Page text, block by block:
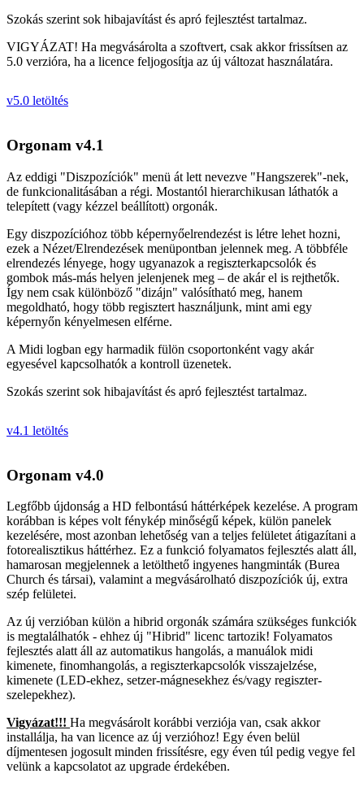
Szokás szerint sok hibajavítást és apró fejlesztést tartalmaz.
VIGYÁZAT! Ha megvásárolta a szoftvert, csak akkor frissítsen az
5.0 verzióra, ha a licence feljogosítja az új változat használatára.
v5.0 letöltés
Orgonam v4.1
Az eddigi "Diszpozíciók" menü át lett nevezve "Hangszerek"-nek,
de funkcionalitásában a régi. Mostantól hierarchikusan láthatók a
telepített (vagy kézzel beállított) orgonák.
Egy diszpozícióhoz több képernyőelrendezést is létre lehet hozni,
ezek a Nézet/Elrendezések menüpontban jelennek meg. A többféle
elrendezés lényege, hogy ugyanazok a regiszterkapcsolók és
gombok más-más helyen jelenjenek meg – de akár el is rejthetők.
Így nem csak különböző "dizájn" valósítható meg, hanem
megoldható, hogy több regisztert használjunk, mint ami egy
képernyőn kényelmesen elférne.
A Midi logban egy harmadik fülön csoportonként vagy akár
egyesével kapcsolhatók a kontroll üzenetek.
Szokás szerint sok hibajavítást és apró fejlesztést tartalmaz.
v4.1 letöltés
Orgonam v4.0
Legfőbb újdonság a HD felbontású háttérképek kezelése. A program
korábban is képes volt fénykép minőségű képek, külön panelek
kezelésére, most azonban lehetőség van a teljes felületet átigazítani a
fotorealisztikus háttérhez. Ez a funkció folyamatos fejlesztés alatt áll,
hamarosan megjelennek a letölthető ingyenes hangminták (Burea
Church és társai), valamint a megvásárolható diszpozíciók új, extra
szép felületei.
Az új verzióban külön a hibrid orgonák számára szükséges funkciók
is megtalálhatók - ehhez új "Hibrid" licenc tartozik! Folyamatos
fejlesztés alatt áll az automatikus hangolás, a manuálok midi
kimenete, finomhangolás, a regiszterkapcsolók visszajelzése,
kimenete (LED-ekhez, setzer-mágnesekhez és/vagy regiszter-
szelepekhez).
Vigyázat!!! Ha megvásárolt korábbi verziója van, csak akkor
installálja, ha van licence az új verzióhoz! Egy éven belül
díjmentesen jogosult minden frissítésre, egy éven túl pedig vegye fel
velünk a kapcsolatot az upgrade érdekében.